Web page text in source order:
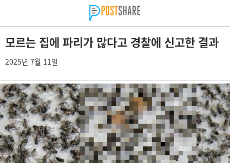
모르는 집에 파리가 많다고 경찰에 신고한 결과
2025년 7월 11일